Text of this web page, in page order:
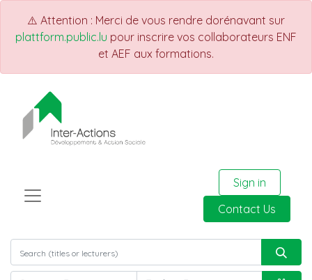
⚠️ Attention : Merci de vous rendre dorénavant sur
plattform.public.lu pour inscrire vos collaborateurs ENF
et AEF aux formations.
Sign in
Contact Us